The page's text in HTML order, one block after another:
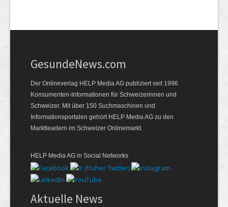
GesundeNews.com
Der Onlineverlag HELP Media AG publiziert seit 1996
Konsumenten-Informationen für Schweizerinnen und
Schweizer. Mit über 150 Suchmaschinen und
Informationsportalen gehört HELP Media AG zu den
Marktleadern im Schweizer Onlinemarkt.
HELP Media AG in Social Networks
Aktuelle News